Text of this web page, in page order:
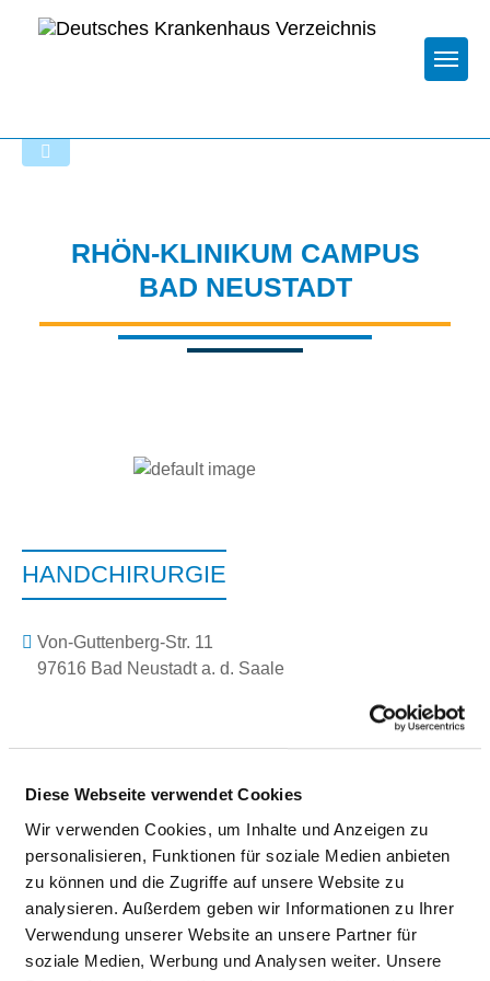
Diese Webseite verwendet Cookies
Wir verwenden Cookies, um Inhalte und Anzeigen zu
personalisieren, Funktionen für soziale Medien anbieten
zu können und die Zugriffe auf unsere Website zu
analysieren. Außerdem geben wir Informationen zu Ihrer
Verwendung unserer Website an unsere Partner für
soziale Medien, Werbung und Analysen weiter. Unsere
RHÖN-KLINIKUM CAMPUS
BAD NEUSTADT
HANDCHIRURGIE
Von-Guttenberg-Str. 11
97616 Bad Neustadt a. d. Saale
Mit Notfallambulanz
Anfahrt
https://www.campus-nes.de/medizin-pflege/unsere-kl...
Ärztliche Leitung
Professor Dr. med. Jörg van Schoonhoven (Chefarzt)